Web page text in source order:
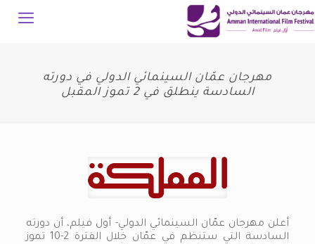
مهرجان عمّان السينمائي الدولي في دورته
السادسة ينطلق في 2 تموز المقبل
أعلن مهرجان عمّان السينمائي الدولي- أول فيلم، أن دورته
السادسة التي ستنظم في عمّان خلال الفترة 2-10 تموز